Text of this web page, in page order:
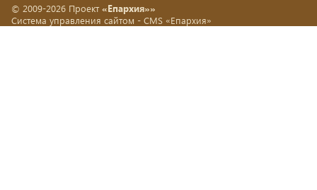
© 2009-2026 Проект «Епархия»»
Система управления сайтом - CMS «Епархия»